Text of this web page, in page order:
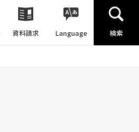
資料請求 Language 検索